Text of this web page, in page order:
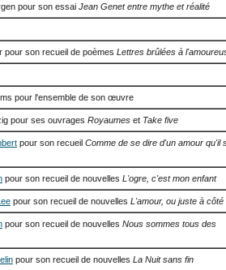
pour son essai Jean Genet entre mythe et réalité
pour son recueil de poèmes Lettres brûlées à
pour l'ensemble de son œuvre
pour ses ouvrages Royaumes et Take five
pour son recueil Comme de se dire d'un amour qu'il
pour son recueil de nouvelles L'ogre, c'est mon enfant
pour son recueil de nouvelles L'amour, ou juste à côté
pour son recueil de nouvelles Nous sommes tous des
pour son recueil de nouvelles La Nuit sans fin